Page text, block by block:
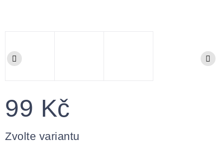
99 Kč
cena:
Zvolte variantu